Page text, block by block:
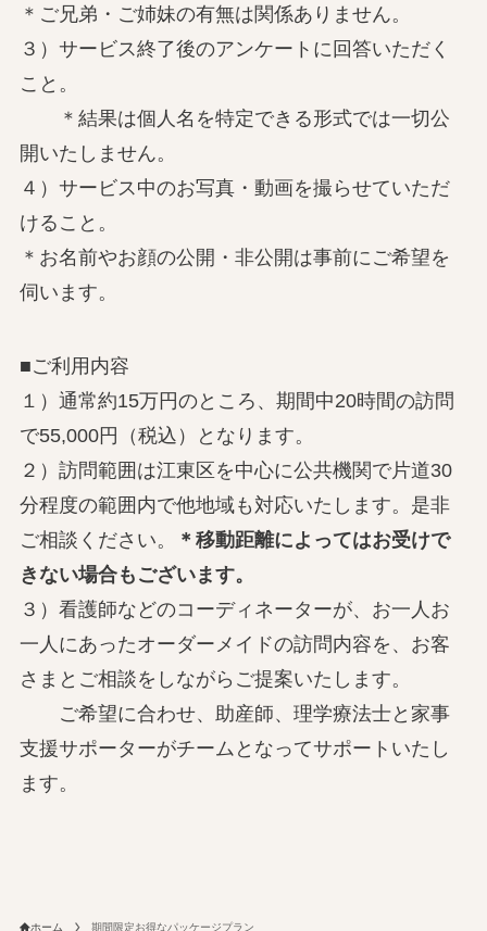
＊ご兄弟・ご姉妹の有無は関係ありません。
３）サービス終了後のアンケートに回答いただく
こと。
＊結果は個人名を特定できる形式では一切公
開いたしません。
４）サービス中のお写真・動画を撮らせていただ
けること。
＊お名前やお顔の公開・非公開は事前にご希望を
伺います。
■ご利用内容
１）通常約15万円のところ、期間中20時間の訪問
で55,000円（税込）となります。
２）訪問範囲は江東区を中心に公共機関で片道30
分程度の範囲内で他地域も対応いたします。是非
ご相談ください。
＊移動距離によってはお受けで
きない場合もございます。
３）看護師などのコーディネーターが、お一人お
一人にあったオーダーメイドの訪問内容を、お客
さまとご相談をしながらご提案いたします。
ご希望に合わせ、助産師、理学療法士と家事
支援サポーターがチームとなってサポートいたし
ます。
ホーム 期間限定お得なパッケージプラン